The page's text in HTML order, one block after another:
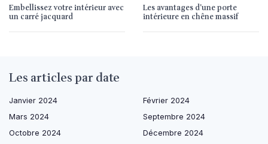
Embellissez votre intérieur avec
un carré jacquard
Les avantages d'une porte
intérieure en chêne massif
Les articles par date
Janvier 2024
Février 2024
Mars 2024
Septembre 2024
Octobre 2024
Décembre 2024